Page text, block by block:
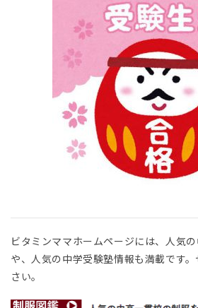
ビタミンママホームページには、人気
や、人気の中学受験塾情報も満載です
さい。